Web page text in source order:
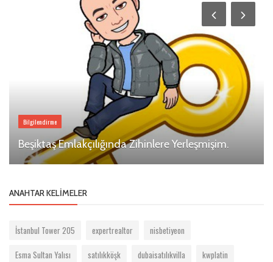
Bilgilendirme
Beşiktaş Emlakçılığında Zihinlere Yerleşmişim.
ANAHTAR KELIMELER
İstanbul Tower 205 expertrealtor
nisbetiyeon
Esma Sultan Yalısı
satılıkköşk dubaisatılıkvilla
kwplatin